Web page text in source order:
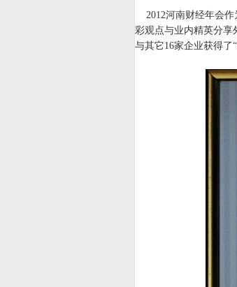
2012河南财经年会作
彩观点与业内精英分享
与其它16家企业获得了